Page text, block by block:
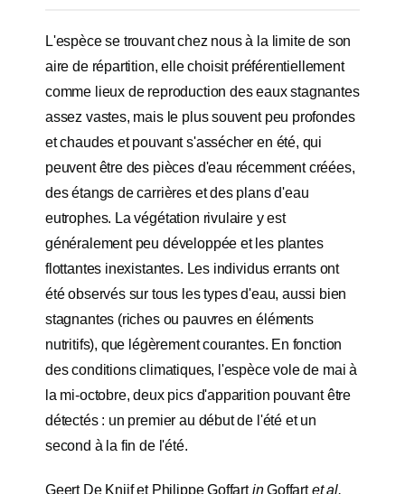
L'espèce se trouvant chez nous à la limite de son
aire de répartition, elle choisit préférentiellement
comme lieux de reproduction des eaux stagnantes
assez vastes, mais le plus souvent peu profondes
et chaudes et pouvant s'assécher en été, qui
peuvent être des pièces d'eau récemment créées,
des étangs de carrières et des plans d'eau
eutrophes. La végétation rivulaire y est
généralement peu développée et les plantes
flottantes inexistantes. Les individus errants ont
été observés sur tous les types d'eau, aussi bien
stagnantes (riches ou pauvres en éléments
nutritifs), que légèrement courantes. En fonction
des conditions climatiques, l'espèce vole de mai à
la mi-octobre, deux pics d'apparition pouvant être
détectés : un premier au début de l'été et un
second à la fin de l'été.
Geert De Knijf et Philippe GoffartinGoffartet al.